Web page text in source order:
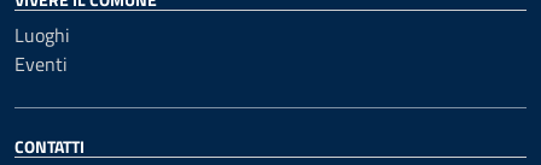
Luoghi
Eventi
CONTATTI